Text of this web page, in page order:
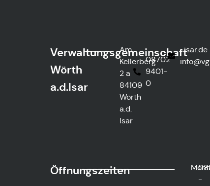
Verwaltungsgemeinschaft
Wörth
a.d.Isar
Am
Kellerberg
2 a
84109
Wörth
a.d.
Isar
08702
9401-
0
ed.rasi-
@ofni
Öffnungszeiten
-